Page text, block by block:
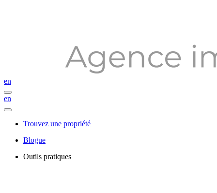
en
en
Trouvez une propriété
Blogue
Outils pratiques